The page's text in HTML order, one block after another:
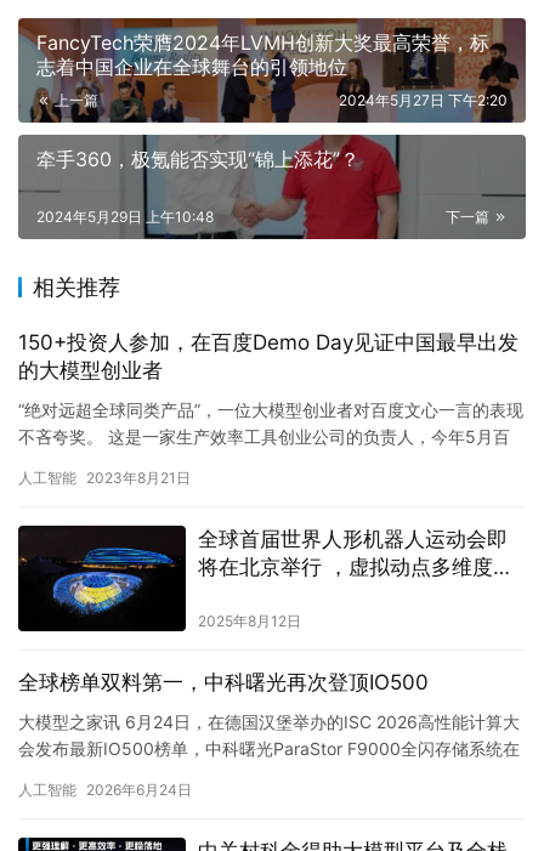
FancyTech荣膺2024年LVMH创新大奖最高荣誉，标
志着中国企业在全球舞台的引领地位
上一篇 2024年5月27日 下午2:20
牵手360，极氪能否实现“锦上添花”？
2024年5月29日 上午10:48
相关推荐
150+投资人参加，在百度Demo Day见证中国最早出发
的大模型创业者
“绝对远超全球同类产品”，一位大模型创业者对百度文心一言的表现
不吝夸奖。 这是一家生产效率工具创业公司的负责人，今年5月百
度发起大模型领域创业比赛——“文心杯”，他率先报名参赛并入…
全球首届世界人形机器人运动会即
将在北京举行 ，虚拟动点多维度支
持赛事
全球榜单双料第一，中科曙光再次登顶IO500
大模型之家讯 6月24日，在德国汉堡举办的ISC 2026高性能计算大
会发布最新IO500榜单，中科曙光ParaStor F9000全闪存储系统在
生产型全节点和10节点榜单中实现双…